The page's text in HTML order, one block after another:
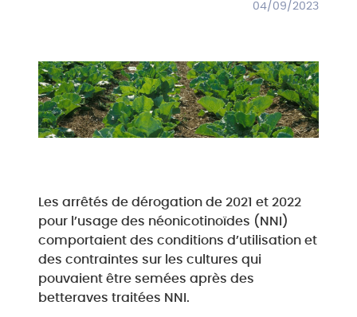
04/09/2023
Les arrêtés de dérogation de 2021 et 2022
pour l’usage des néonicotinoïdes (NNI)
comportaient des conditions d’utilisation et
des contraintes sur les cultures qui
pouvaient être semées après des
betteraves traitées NNI.